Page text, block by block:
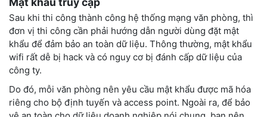
Sau khi thi công thành công hệ thống mạng văn phòng, thì
đơn vị thi công cần phải hướng dẫn người dùng đặt mật
khẩu để đảm bảo an toàn dữ liệu. Thông thường, mật khẩu
wifi rất dễ bị hack và có nguy cơ bị đánh cấp dữ liệu của
công ty.
Do đó, mỗi văn phòng nên yêu cầu mật khẩu được mã hóa
riêng cho bộ định tuyến và access point. Ngoài ra, để bảo